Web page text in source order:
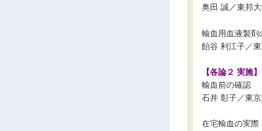
奥田 誠／東邦
輸血用血液製剤
飴谷 利江子／
【各論２ 実施】
輸血前の確認
石井 彰子／東
在宅輸血の実際